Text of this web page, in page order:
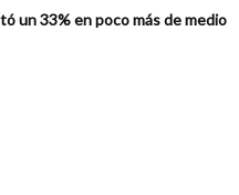
un 33% en poco más de medio